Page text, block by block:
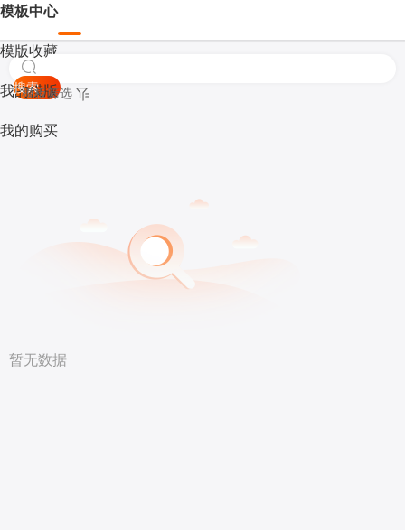
模板中心
模版收藏
我的模版
我的购买
搜索
模板筛选
暂无数据